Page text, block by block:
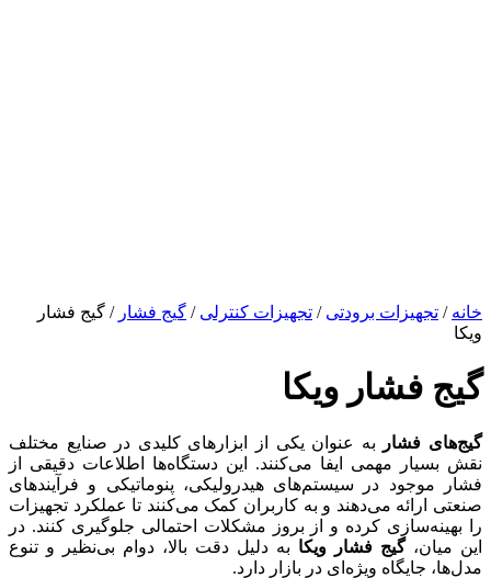
برودتی/ تجهیزات کنترلی/ گیج فشار/ گیج فشار
ویکا
فشاربه عنوان یکی از ابزارهای کلیدی در صنایع مختلف
مهمی ایفا می‌کنند. این دستگاه‌ها اطلاعات دقیقی از
در سیستم‌های هیدرولیکی، پنوماتیکی و فرآیندهای
می‌دهند و به کاربران کمک می‌کنند تا عملکرد تجهیزات
کرده و از بروز مشکلات احتمالی جلوگیری کنند. در
گیج فشار ویکابه دلیل دقت بالا، دوام بی‌نظیر و تنوع
ویژه‌ای در بازار دارد.